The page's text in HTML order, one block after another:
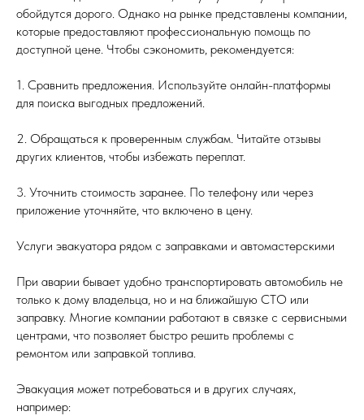
обойдутся дорого. Однако на рынке представлены компании,
которые предоставляют профессиональную помощь по
доступной цене. Чтобы сэкономить, рекомендуется:
1. Сравнить предложения. Используйте онлайн-платформы
для поиска выгодных предложений.
2. Обращаться к проверенным службам. Читайте отзывы
других клиентов, чтобы избежать переплат.
3. Уточнить стоимость заранее. По телефону или через
приложение уточняйте, что включено в цену.
Услуги эвакуатора рядом с заправками и автомастерскими
При аварии бывает удобно транспортировать автомобиль не
только к дому владельца, но и на ближайшую СТО или
заправку. Многие компании работают в связке с сервисными
центрами, что позволяет быстро решить проблемы с
ремонтом или заправкой топлива.
Эвакуация может потребоваться и в других случаях,
например: